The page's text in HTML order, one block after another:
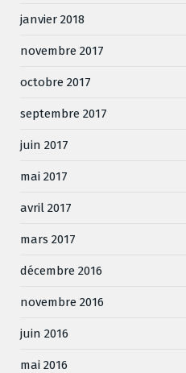
janvier 2018
novembre 2017
octobre 2017
septembre 2017
juin 2017
mai 2017
avril 2017
mars 2017
décembre 2016
novembre 2016
juin 2016
mai 2016